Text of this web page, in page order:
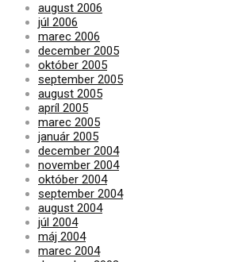
august 2006
júl 2006
marec 2006
december 2005
október 2005
september 2005
august 2005
apríl 2005
marec 2005
január 2005
december 2004
november 2004
október 2004
september 2004
august 2004
júl 2004
máj 2004
marec 2004